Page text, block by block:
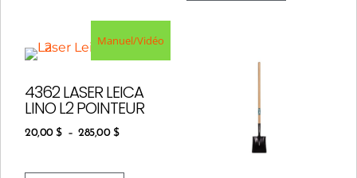
Manuel/Vidéo
4362 LASER LEICA
LINO L2 POINTEUR
20,00$ – 285,00 $